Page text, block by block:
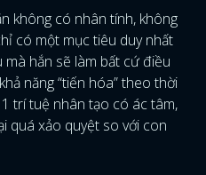
không có nhân tính, không
có một mục tiêu duy nhất
hắn sẽ làm bất cứ điều
năng “tiến hóa” theo thời
trí tuệ nhân tạo có ác tâm,
quá xảo quyệt so với con